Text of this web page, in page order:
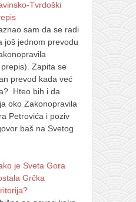
Tvrdoški
sam da se radi
još jednom prevodu
Zapita se
prevod kada već
Hteo bih i da
oko Zakonopravila
Petrovića i poziv
baš na Svetog
je Sveta Gora
Grčka